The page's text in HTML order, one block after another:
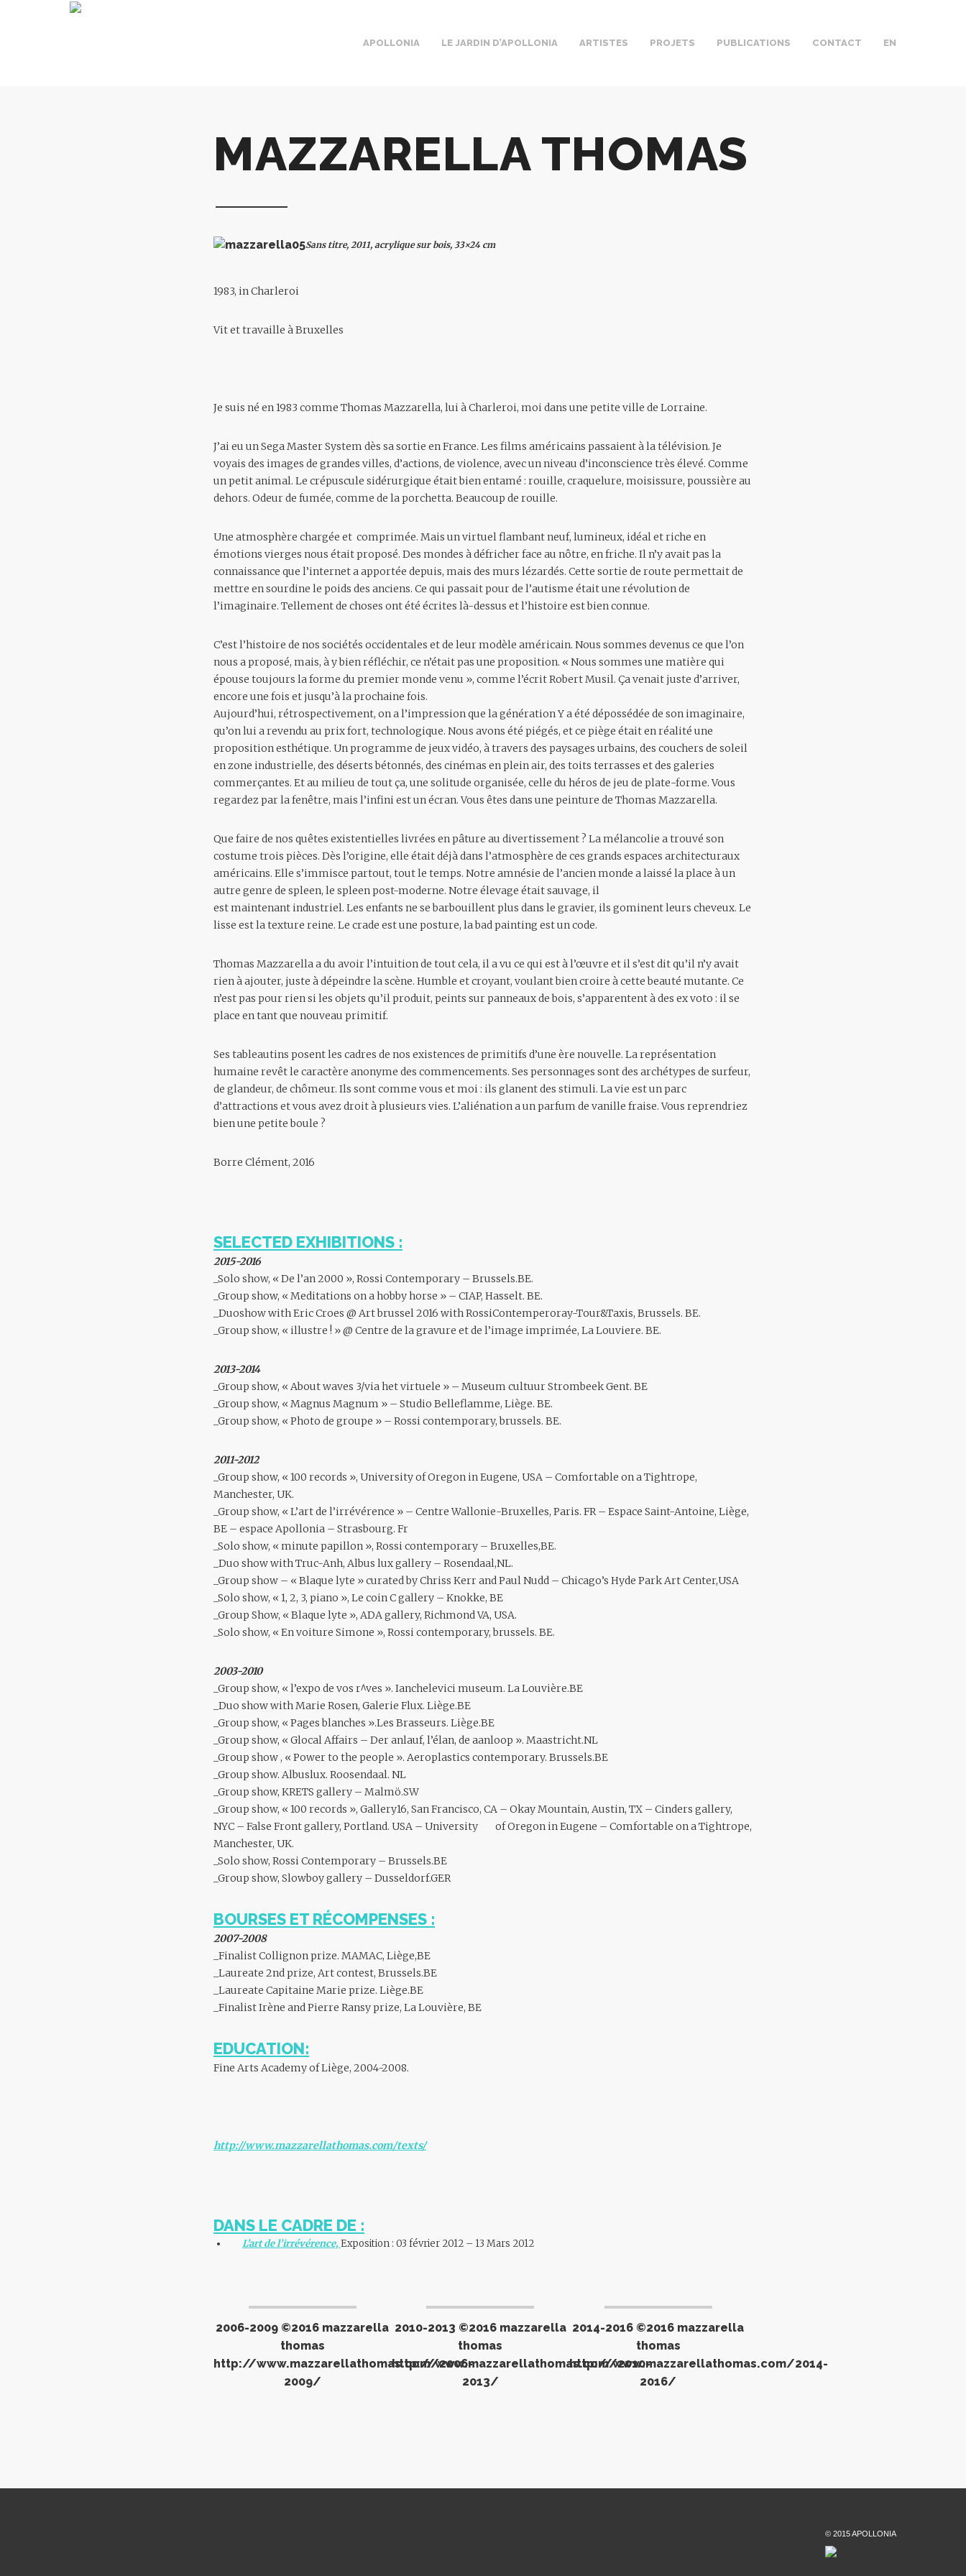
APOLLONIA LE JARDIN D’APOLLONIA ARTISTES PROJETS PUBLICATIONS CONTACT EN
MAZZARELLA THOMAS
Sans titre, 2011, acrylique sur bois, 33×24 cm
1983, in Charleroi
Vit et travaille à Bruxelles
Je suis né en 1983 comme Thomas Mazzarella, lui à Charleroi, moi dans une petite ville de Lorraine.
J’ai eu un Sega Master System dès sa sortie en France. Les films américains passaient à la télévision. Je
voyais des images de grandes villes, d’actions, de violence, avec un niveau d’inconscience très élevé. Comme
un petit animal. Le crépuscule sidérurgique était bien entamé : rouille, craquelure, moisissure, poussière au
dehors. Odeur de fumée, comme de la porchetta. Beaucoup de rouille.
Une atmosphère chargée et comprimée. Mais un virtuel flambant neuf, lumineux, idéal et riche en
émotions vierges nous était proposé. Des mondes à défricher face au nôtre, en friche. Il n’y avait pas la
connaissance que l’internet a apportée depuis, mais des murs lézardés. Cette sortie de route permettait de
mettre en sourdine le poids des anciens. Ce qui passait pour de l’autisme était une révolution de
l’imaginaire. Tellement de choses ont été écrites là-dessus et l’histoire est bien connue.
C’est l’histoire de nos sociétés occidentales et de leur modèle américain. Nous sommes devenus ce que l’on
nous a proposé, mais, à y bien réfléchir, ce n’était pas une proposition. « Nous sommes une matière qui
épouse toujours la forme du premier monde venu », comme l’écrit Robert Musil. Ça venait juste d’arriver,
encore une fois et jusqu’à la prochaine fois.
Aujourd’hui, rétrospectivement, on a l’impression que la génération Y a été dépossédée de son imaginaire,
qu’on lui a revendu au prix fort, technologique. Nous avons été piégés, et ce piège était en réalité une
proposition esthétique. Un programme de jeux vidéo, à travers des paysages urbains, des couchers de soleil
en zone industrielle, des déserts bétonnés, des cinémas en plein air, des toits terrasses et des galeries
commerçantes. Et au milieu de tout ça, une solitude organisée, celle du héros de jeu de plate-forme. Vous
regardez par la fenêtre, mais l’infini est un écran. Vous êtes dans une peinture de Thomas Mazzarella.
Que faire de nos quêtes existentielles livrées en pâture au divertissement ? La mélancolie a trouvé son
costume trois pièces. Dès l’origine, elle était déjà dans l’atmosphère de ces grands espaces architecturaux
américains. Elle s’immisce partout, tout le temps. Notre amnésie de l’ancien monde a laissé la place à un
autre genre de spleen, le spleen post-moderne. Notre élevage était sauvage, il
est maintenant industriel. Les enfants ne se barbouillent plus dans le gravier, ils gominent leurs cheveux. Le
lisse est la texture reine. Le crade est une posture, la bad painting est un code.
Thomas Mazzarella a du avoir l’intuition de tout cela, il a vu ce qui est à l’œuvre et il s’est dit qu’il n’y avait
rien à ajouter, juste à dépeindre la scène. Humble et croyant, voulant bien croire à cette beauté mutante. Ce
n’est pas pour rien si les objets qu’il produit, peints sur panneaux de bois, s’apparentent à des ex voto : il se
place en tant que nouveau primitif.
Ses tableautins posent les cadres de nos existences de primitifs d’une ère nouvelle. La représentation
humaine revêt le caractère anonyme des commencements. Ses personnages sont des archétypes de surfeur,
de glandeur, de chômeur. Ils sont comme vous et moi : ils glanent des stimuli. La vie est un parc
d’attractions et vous avez droit à plusieurs vies. L’aliénation a un parfum de vanille fraise. Vous reprendriez
bien une petite boule ?
Borre Clément, 2016
SELECTED EXHIBITIONS :
2015-2016
_Solo show, « De l’an 2000 », Rossi Contemporary – Brussels.BE.
_Group show, « Meditations on a hobby horse » – CIAP, Hasselt. BE.
_Duoshow with Eric Croes @ Art brussel 2016 with RossiContemperoray-Tour&Taxis, Brussels. BE.
_Group show, « illustre ! » @ Centre de la gravure et de l’image imprimée, La Louviere. BE.
2013-2014
_Group show, « About waves 3/via het virtuele » – Museum cultuur Strombeek Gent. BE
_Group show, « Magnus Magnum » – Studio Belleflamme, Liège. BE.
_Group show, « Photo de groupe » – Rossi contemporary, brussels. BE.
2011-2012
_Group show, « 100 records », University of Oregon in Eugene, USA – Comfortable on a Tightrope,
Manchester, UK.
_Group show, « L’art de l’irrévérence » – Centre Wallonie-Bruxelles, Paris. FR – Espace Saint-Antoine, Liège,
BE – espace Apollonia – Strasbourg. Fr
_Solo show, « minute papillon », Rossi contemporary – Bruxelles,BE.
_Duo show with Truc-Anh, Albus lux gallery – Rosendaal,NL.
_Group show – « Blaque lyte » curated by Chriss Kerr and Paul Nudd – Chicago’s Hyde Park Art Center,USA
_Solo show, « 1, 2, 3, piano », Le coin C gallery – Knokke, BE
_Group Show, « Blaque lyte », ADA gallery, Richmond VA, USA.
_Solo show, « En voiture Simone », Rossi contemporary, brussels. BE.
2003-2010
_Group show, « l’expo de vos r^ves ». Ianchelevici museum. La Louvière.BE
_Duo show with Marie Rosen, Galerie Flux. Liège.BE
_Group show, « Pages blanches ».Les Brasseurs. Liège.BE
_Group show, « Glocal Affairs – Der anlauf, l’élan, de aanloop ». Maastricht.NL
_Group show , « Power to the people ». Aeroplastics contemporary. Brussels.BE
_Group show. Albuslux. Roosendaal. NL
_Group show, KRETS gallery – Malmö.SW
_Group show, « 100 records », Gallery16, San Francisco, CA – Okay Mountain, Austin, TX – Cinders gallery,
NYC – False Front gallery, Portland. USA – University of Oregon in Eugene – Comfortable on a Tightrope,
Manchester, UK.
_Solo show, Rossi Contemporary – Brussels.BE
_Group show, Slowboy gallery – Dusseldorf.GER
BOURSES ET RÉCOMPENSES :
2007-2008
_Finalist Collignon prize. MAMAC, Liège,BE
_Laureate 2nd prize, Art contest, Brussels.BE
_Laureate Capitaine Marie prize. Liège.BE
_Finalist Irène and Pierre Ransy prize, La Louvière, BE
EDUCATION:
Fine Arts Academy of Liège, 2004-2008.
http://www.mazzarellathomas.com/texts/
DANS LE CADRE DE :
L’art de l’irrévérence, Exposition : 03 février 2012 – 13 Mars 2012
2006-2009 ©2016 mazzarella
thomas
http://www.mazzarellathomas.com/2006-
2009/
2010-2013 ©2016 mazzarella
thomas
http://www.mazzarellathomas.com/2010-
2013/
2014-2016 ©2016 mazzarella
thomas
http://www.mazzarellathomas.com/2014-
2016/
© 2015 APOLLONIA